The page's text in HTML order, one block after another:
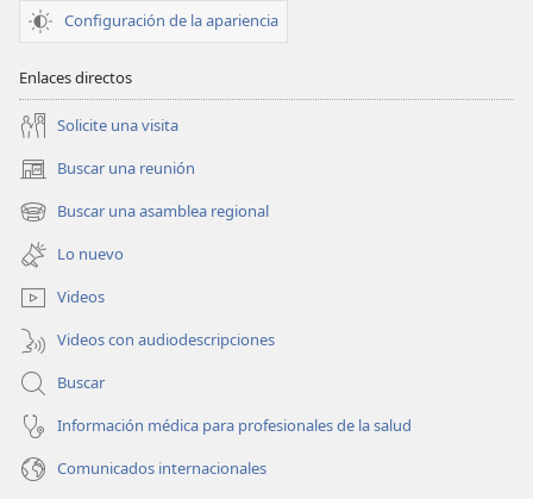
Configuración de la apariencia
Enlaces directos
Solicite una visita
Buscar una reunión
(abre
una
nueva
ventana)
Buscar una asamblea regional
(abre
una
nueva
ventana)
Lo nuevo
Videos
Videos con audiodescripciones
Buscar
Información médica para profesionales de la salud
Comunicados internacionales